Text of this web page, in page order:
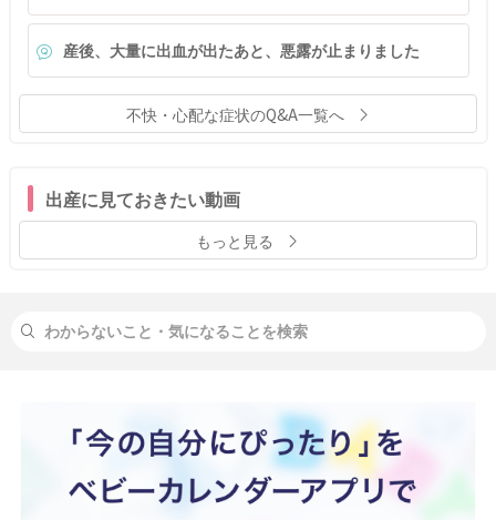
産後、大量に出血が出たあと、悪露が止まりました
不快・心配な症状のQ&A一覧へ
出産に見ておきたい動画
もっと見る